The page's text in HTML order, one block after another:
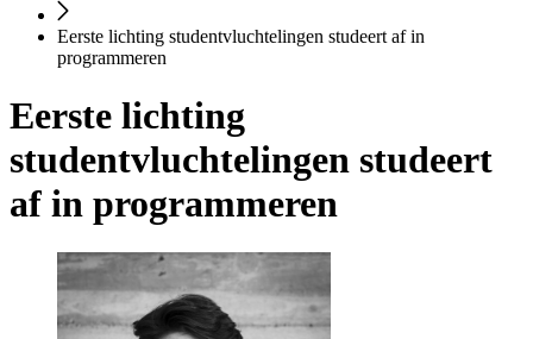
Eerste lichting studentvluchtelingen studeert af in
programmeren
Eerste lichting
studentvluchtelingen studeert
af in programmeren